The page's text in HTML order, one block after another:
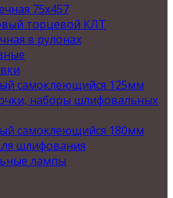
75х457
торцевой КЛТ
в рулонах
самоклеющийся 125мм
наборы шлифовальных
самоклеющийся 180мм
шлифования
лампы